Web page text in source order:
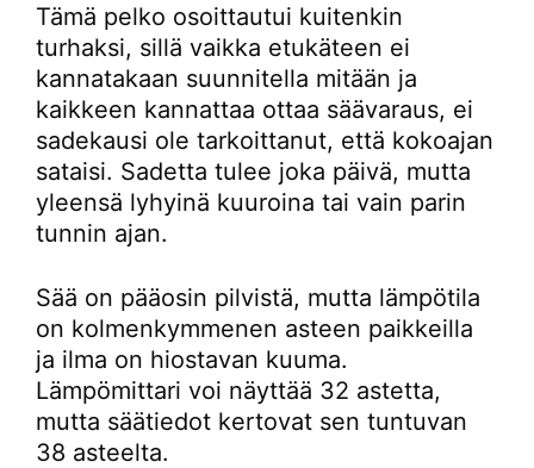
Tämä pelko osoittautui kuitenkin
turhaksi, sillä vaikka etukäteen ei
kannatakaan suunnitella mitään ja
kaikkeen kannattaa ottaa säävaraus, ei
sadekausi ole tarkoittanut, että kokoajan
sataisi. Sadetta tulee joka päivä, mutta
yleensä lyhyinä kuuroina tai vain parin
tunnin ajan.
Sää on pääosin pilvistä, mutta lämpötila
on kolmenkymmenen asteen paikkeilla
ja ilma on hiostavan kuuma.
Lämpömittari voi näyttää 32 astetta,
mutta säätiedot kertovat sen tuntuvan
38 asteelta.